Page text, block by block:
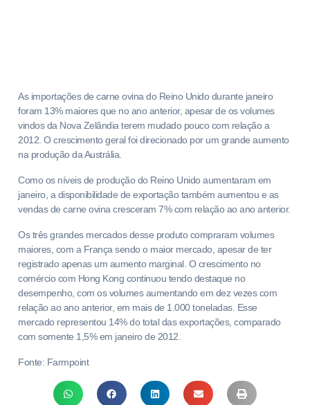
As importações de carne ovina do Reino Unido durante janeiro
foram 13% maiores que no ano anterior, apesar de os volumes
vindos da Nova Zelândia terem mudado pouco com relação a
2012. O crescimento geral foi direcionado por um grande aumento
na produção da Austrália.
Como os níveis de produção do Reino Unido aumentaram em
janeiro, a disponibilidade de exportação também aumentou e as
vendas de carne ovina cresceram 7% com relação ao ano anterior.
Os três grandes mercados desse produto compraram volumes
maiores, com a França sendo o maior mercado, apesar de ter
registrado apenas um aumento marginal. O crescimento no
comércio com Hong Kong continuou tendo destaque no
desempenho, com os volumes aumentando em dez vezes com
relação ao ano anterior, em mais de 1.000 toneladas. Esse
mercado representou 14% do total das exportações, comparado
com somente 1,5% em janeiro de 2012.
Fonte: Farmpoint